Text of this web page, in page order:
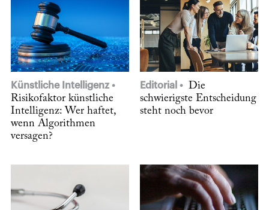
Künstliche Intelligenz
Risikofaktor künstliche
Intelligenz: Wer haftet,
wenn Algorithmen
versagen?
Editorial
Die
schwierigste Entscheidung
steht noch bevor